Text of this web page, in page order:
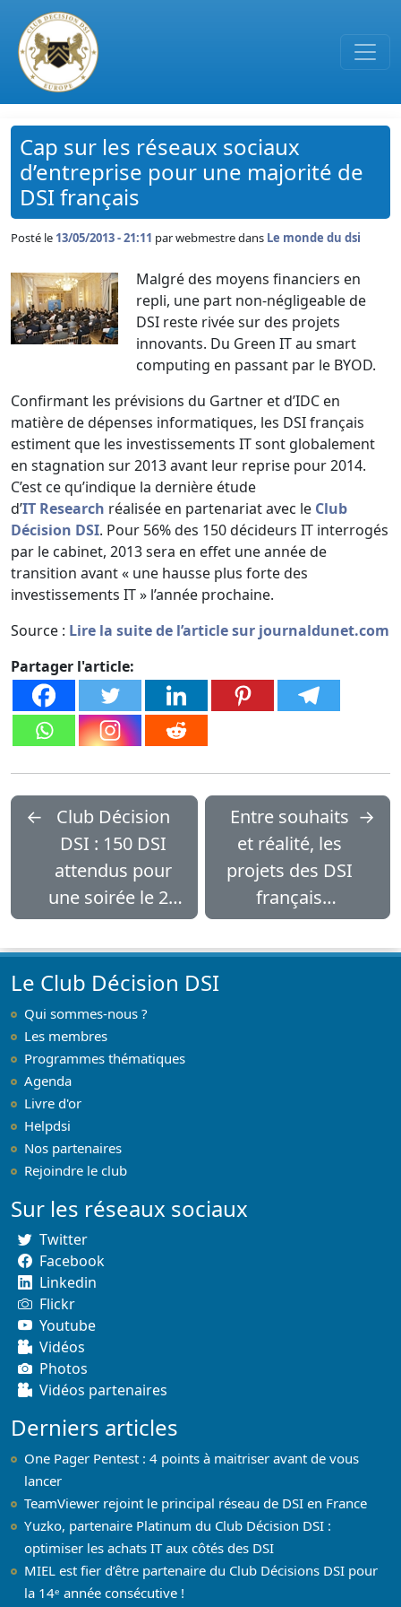
Passer au contenu principal
Cap sur les réseaux sociaux
d’entreprise pour une majorité de
DSI français
Posté le 13/05/2013 - 21:11 parwebmestre dans Le monde du dsi
Malgré des moyens financiers en
repli, une part non-négligeable de
DSI reste rivée sur des projets
innovants. Du Green IT au smart
computing en passant par le BYOD.
Confirmant les prévisions du Gartner et d’IDC en
matière de dépenses informatiques, les DSI français
estiment que les investissements IT sont globalement
en stagnation sur 2013 avant leur reprise pour 2014.
C’est ce qu’indique la dernière étude
d’IT Research réalisée en partenariat avec le Club
Décision DSI. Pour 56% des 150 décideurs IT interrogés
par le cabinet, 2013 sera en effet une année de
transition avant « une hausse plus forte des
investissements IT » l’année prochaine.
Source : Lire la suite de l’article sur journaldunet.com
Partager l'article:
←
Club Décision
DSI : 150 DSI
attendus pour
une soirée le 23
mai
Entre souhaits
et réalité, les
projets des DSI
français
piétinent
→
Le Club Décision DSI
Qui sommes-nous ?
Les membres
Programmes thématiques
Agenda
Livre d'or
Helpdsi
Nos partenaires
Rejoindre le club
Sur les réseaux sociaux
Twitter
Facebook
Linkedin
Flickr
Youtube
Vidéos
Photos
Vidéos partenaires
Derniers articles
One Pager Pentest : 4 points à maitriser avant de vous
lancer
TeamViewer rejoint le principal réseau de DSI en France
Yuzko, partenaire Platinum du Club Décision DSI :
optimiser les achats IT aux côtés des DSI
MIEL est fier d’être partenaire du Club Décisions DSI pour
la 14ᵉ année consécutive !